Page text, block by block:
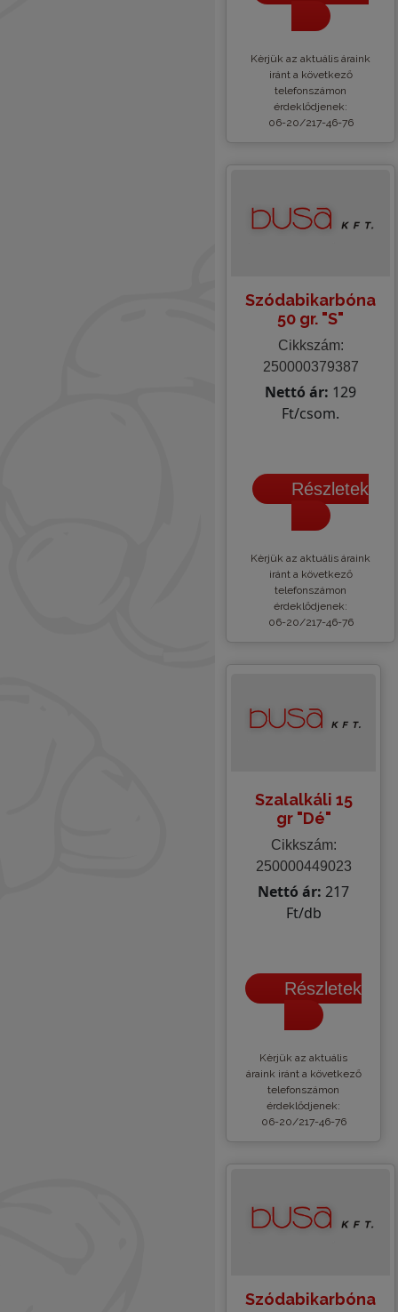
Kèrjük az aktuális áraink
iránt a következő
telefonszámon
érdeklődjenek:
06-20/217-46-76
Szódabikarbóna
50 gr. "S"
Cikkszám:
250000379387
Nettó ár: 129
Ft/csom.
Részletek
Kèrjük az aktuális áraink
iránt a következő
telefonszámon
érdeklődjenek:
06-20/217-46-76
Szalalkáli 15
gr "Dé"
Cikkszám:
250000449023
Nettó ár: 217
Ft/db
Részletek
Kèrjük az aktuális
áraink iránt a következő
telefonszámon
érdeklődjenek:
06-20/217-46-76
Szódabikarbóna